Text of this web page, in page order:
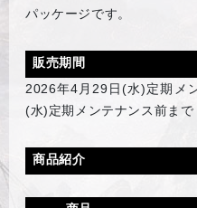
パッケージです。
販売期間
2026年4月29日(水)定期メ
(水)定期メンテナンス前まで
商品紹介